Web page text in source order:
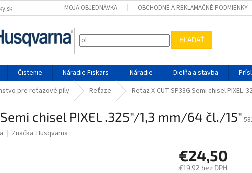
MOJA OBJEDNÁVKA OBCHODNÉ A REKLAMAČNÉ PODMIENKY
HĽADAŤ
Čistenie Náradie Fiskars Náradie Dielňa a stavba
pre reťazové píly Reťaze Reťaz X-CUT SP33G Semi chisel PIXEL
Semi chisel PIXEL .325"/1,3 mm/64 čl./15"
5 hviezdičiek.
Značka: Husqvarna
€24,50
€19,92 bez DPH